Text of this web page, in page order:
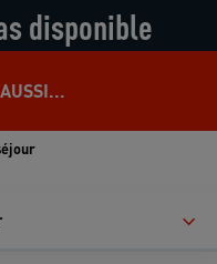
disponible